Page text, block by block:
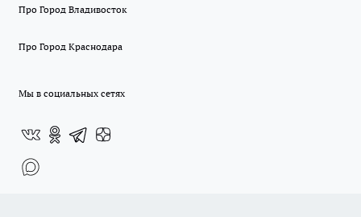
Про Город Владивосток
Про Город Краснодара
Мы в социальных сетях